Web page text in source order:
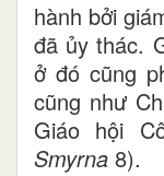
hành bởi
đã ủy thác.
ở đó cũng
cũng như
Giáo hội
Smyrna 8).